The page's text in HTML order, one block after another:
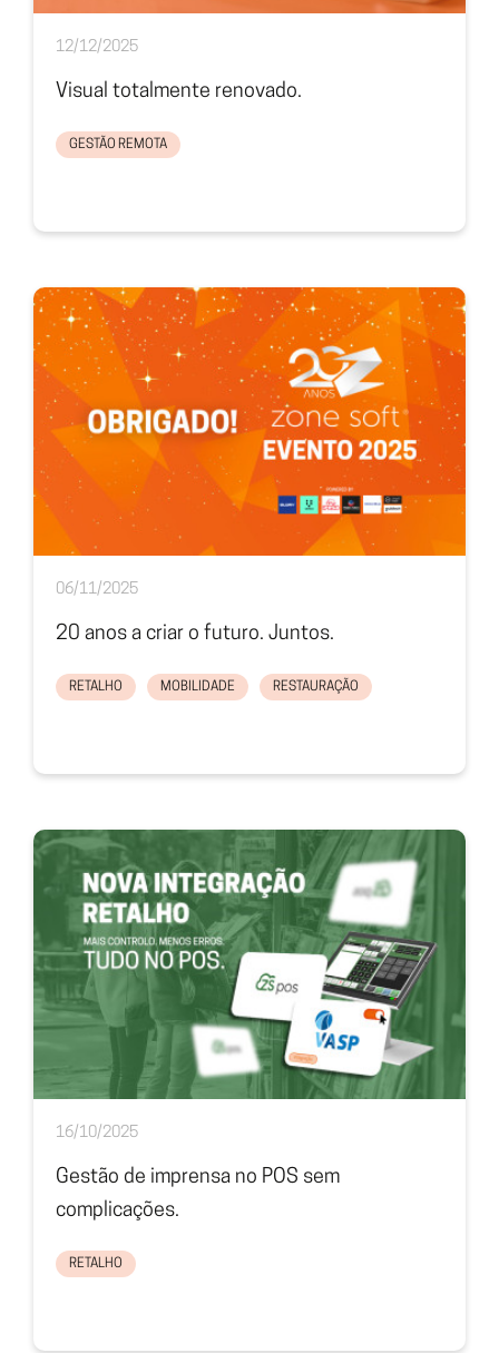
12/12/2025
Visual totalmente renovado.
GESTÃO REMOTA
06/11/2025
20 anos a criar o futuro. Juntos.
RETALHO MOBILIDADE RESTAURAÇÃO
16/10/2025
Gestão de imprensa no POS sem
complicações.
RETALHO